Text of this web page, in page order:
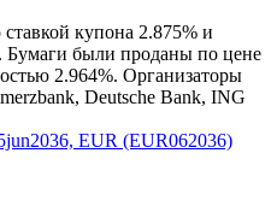
купона 2.875% и
Бумаги были проданы по цене
2.964%. Организаторы
Deutsche Bank, ING
EUR (EUR062036)